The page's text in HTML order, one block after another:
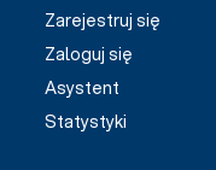
Zarejestruj się
Zaloguj się
Asystent
Statystyki